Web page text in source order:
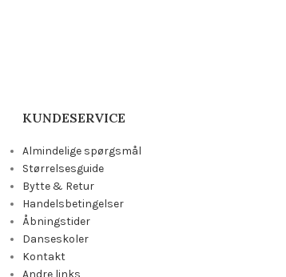
KUNDESERVICE
Almindelige spørgsmål
Størrelsesguide
Bytte & Retur
Handelsbetingelser
Åbningstider
Danseskoler
Kontakt